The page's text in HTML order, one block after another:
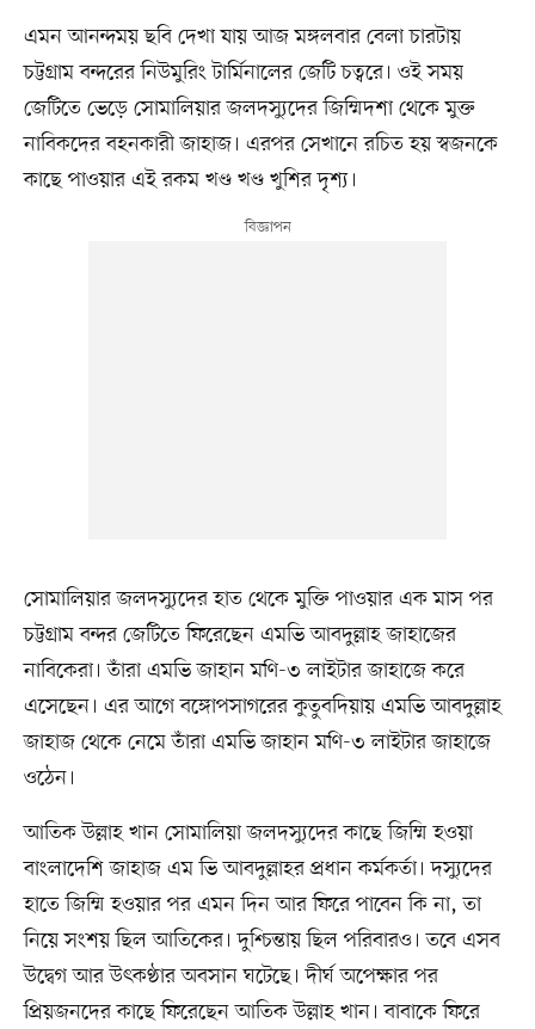
এমন আনন্দময় ছবি দেখা যায় আজ মঙ্গলবার বেলা চারটায়
চট্টগ্রাম বন্দরের নিউমুরিং টার্মিনালের জেটি চত্বরে। ওই সময়
জেটিতে ভেড়ে সোমালিয়ার জলদস্যুদের জিম্মিদশা থেকে মুক্ত
নাবিকদের বহনকারী জাহাজ। এরপর সেখানে রচিত হয় স্বজনকে
কাছে পাওয়ার এই রকম খণ্ড খণ্ড খুশির দৃশ্য।
সোমালিয়ার জলদস্যুদের হাত থেকে মুক্তি পাওয়ার এক মাস পর
চট্টগ্রাম বন্দর জেটিতে ফিরেছেন এমভি আবদুল্লাহ জাহাজের
নাবিকেরা। তাঁরা এমভি জাহান মণি-৩ লাইটার জাহাজে করে
এসেছেন। এর আগে বঙ্গোপসাগরের কুতুবদিয়ায় এমভি আবদুল্লাহ
জাহাজ থেকে নেমে তাঁরা এমভি জাহান মণি-৩ লাইটার জাহাজে
ওঠেন।
আতিক উল্লাহ খান সোমালিয়া জলদস্যুদের কাছে জিম্মি হওয়া
বাংলাদেশি জাহাজ এম ভি আবদুল্লাহর প্রধান কর্মকর্তা। দস্যুদের
হাতে জিম্মি হওয়ার পর এমন দিন আর ফিরে পাবেন কি না, তা
নিয়ে সংশয় ছিল আতিকের। দুশ্চিন্তায় ছিল পরিবারও। তবে এসব
উদ্বেগ আর উৎকণ্ঠার অবসান ঘটেছে। দীর্ঘ অপেক্ষার পর
প্রিয়জনদের কাছে ফিরেছেন আতিক উল্লাহ খান। বাবাকে ফিরে